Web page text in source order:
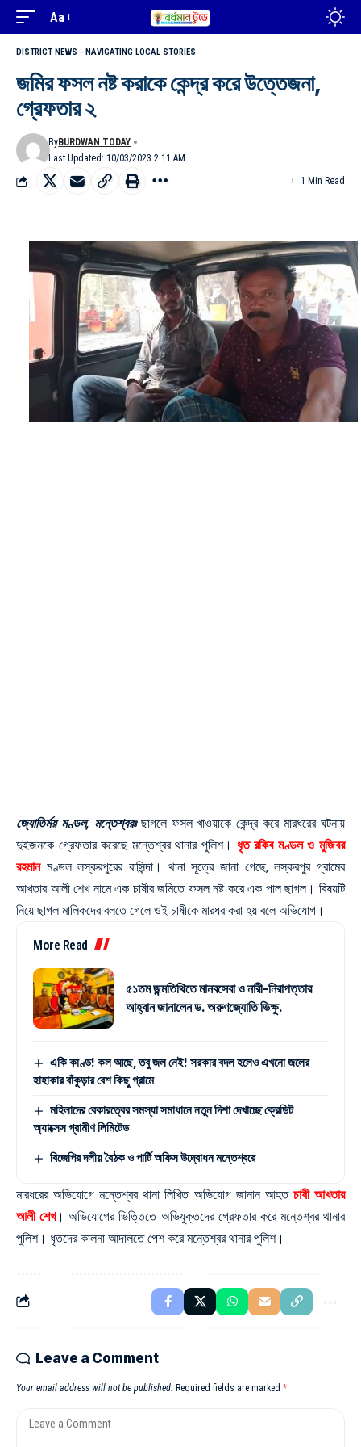
Aa
DISTRICT NEWS - NAVIGATING LOCAL STORIES
জমির ফসল নষ্ট করাকে কেন্দ্র করে উত্তেজনা,
গ্রেফতার ২
Last Updated: 10/03/2023 2:11 AM
ByBURDWAN TODAY
1 Min Read
জ্যোতির্ময় মণ্ডল, মন্তেশ্বরঃছাগলে ফসল খাওয়াকে কেন্দ্র করে মারধরের ঘটনায়
দুইজনকে গ্রেফতার করেছে মন্তেশ্বর থানার পুলিশ। ধৃত রকিব মণ্ডল ও মুজিবর
রহমান মণ্ডল লস্করপুরের বাসিন্দা। থানা সূত্রে জানা গেছে, লস্করপুর গ্রামের
আখতার আলী শেখ নামে এক চাষীর জমিতে ফসল নষ্ট করে এক পাল ছাগল। বিষয়টি
নিয়ে ছাগল মালিকদের বলতে গেলে ওই চাষীকে মারধর করা হয় বলে অভিযোগ।
More Read
৫১তম জন্মতিথিতে মানবসেবা ও নারী-নিরাপত্তার
আহ্বান জানালেন ড. অরুণজ্যোতি ভিক্ষু.
একি কাণ্ড! কল আছে, তবু জল নেই! সরকার বদল হলেও এখনো জলের
হাহাকার বাঁকুড়ার বেশ কিছু গ্রামে
মহিলাদের বেকারত্বের সমস্যা সমাধানে নতুন দিশা দেখাচ্ছে ক্রেডিট
অ্যাক্সেস গ্রামীণ লিমিটেড
বিজেপির দলীয় বৈঠক ও পার্টি অফিস উদ্বোধন মন্তেশ্বরে
মারধরের অভিযোগে মন্তেশ্বর থানা লিখিত অভিযোগ জানান আহত চাষী আখতার
আলী শেখ। অভিযোগের ভিত্তিতে অভিযুক্তদের গ্রেফতার করে মন্তেশ্বর থানার
পুলিশ। ধৃতদের কালনা আদালতে পেশ করে মন্তেশ্বর থানার পুলিশ।
Leave a Comment
Your email address will not be published. Required fields are marked *